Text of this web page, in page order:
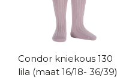
Condor kniekous 130
lila (maat 16/18- 36/39)